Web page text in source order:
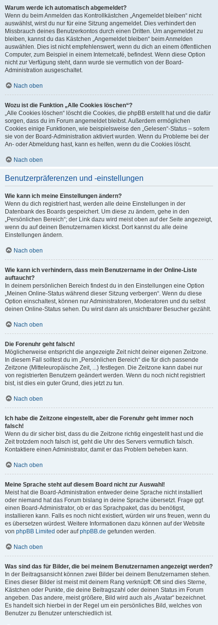
Warum werde ich automatisch abgemeldet?
Wenn du beim Anmelden das Kontrollkästchen „Angemeldet bleiben“ nicht
auswählst, wirst du nur für eine Sitzung angemeldet. Dies verhindert den
Missbrauch deines Benutzerkontos durch einen Dritten. Um angemeldet zu
bleiben, kannst du das Kästchen „Angemeldet bleiben“ beim Anmelden
auswählen. Dies ist nicht empfehlenswert, wenn du dich an einem öffentlichen
Computer, zum Beispiel in einem Internetcafé, befindest. Wenn diese Option
nicht zur Verfügung steht, dann wurde sie vermutlich von der Board-
Administration ausgeschaltet.
Nach oben
Wozu ist die Funktion „Alle Cookies löschen“?
„Alle Cookies löschen“ löscht die Cookies, die phpBB erstellt hat und die dafür
sorgen, dass du im Forum angemeldet bleibst. Außerdem ermöglichen
Cookies einige Funktionen, wie beispielsweise den „Gelesen“-Status – sofern
sie von der Board-Administration aktiviert wurden. Wenn du Probleme bei der
An- oder Abmeldung hast, kann es helfen, wenn du die Cookies löscht.
Nach oben
Benutzerpräferenzen und -einstellungen
Wie kann ich meine Einstellungen ändern?
Wenn du dich registriert hast, werden alle deine Einstellungen in der
Datenbank des Boards gespeichert. Um diese zu ändern, gehe in den
„Persönlichen Bereich“; der Link dazu wird meist oben auf der Seite angezeigt,
wenn du auf deinen Benutzernamen klickst. Dort kannst du alle deine
Einstellungen ändern.
Nach oben
Wie kann ich verhindern, dass mein Benutzername in der Online-Liste
auftaucht?
In deinem persönlichen Bereich findest du in den Einstellungen eine Option
„Meinen Online-Status während dieser Sitzung verbergen“. Wenn du diese
Option einschaltest, können nur Administratoren, Moderatoren und du selbst
deinen Online-Status sehen. Du wirst dann als unsichtbarer Besucher gezählt.
Nach oben
Die Forenuhr geht falsch!
Möglicherweise entspricht die angezeigte Zeit nicht deiner eigenen Zeitzone.
In diesem Fall solltest du im „Persönlichen Bereich“ die für dich passende
Zeitzone (Mitteleuropäische Zeit, ...) festlegen. Die Zeitzone kann dabei nur
von registrierten Benutzern geändert werden. Wenn du noch nicht registriert
bist, ist dies ein guter Grund, dies jetzt zu tun.
Nach oben
Ich habe die Zeitzone eingestellt, aber die Forenuhr geht immer noch
falsch!
Wenn du dir sicher bist, dass du die Zeitzone richtig eingestellt hast und die
Zeit trotzdem noch falsch ist, geht die Uhr des Servers vermutlich falsch.
Kontaktiere einen Administrator, damit er das Problem beheben kann.
Nach oben
Meine Sprache steht auf diesem Board nicht zur Auswahl!
Meist hat die Board-Administration entweder deine Sprache nicht installiert
oder niemand hat das Forum bislang in deine Sprache übersetzt. Frage ggf.
einen Board-Administrator, ob er das Sprachpaket, das du benötigst,
installieren kann. Falls es noch nicht existiert, würden wir uns freuen, wenn du
es übersetzen würdest. Weitere Informationen dazu können auf der Website
von phpBB Limited oder aufphpBB.de gefunden werden.
Nach oben
Was sind das für Bilder, die bei meinem Benutzernamen angezeigt werden?
In der Beitragsansicht können zwei Bilder bei deinem Benutzernamen stehen.
Eines dieser Bilder ist meist mit deinem Rang verknüpft: Oft sind dies Sterne,
Kästchen oder Punkte, die deine Beitragszahl oder deinen Status im Forum
angeben. Das andere, meist größere, Bild wird auch als „Avatar“ bezeichnet.
Es handelt sich hierbei in der Regel um ein persönliches Bild, welches von
Benutzer zu Benutzer unterschiedlich ist.